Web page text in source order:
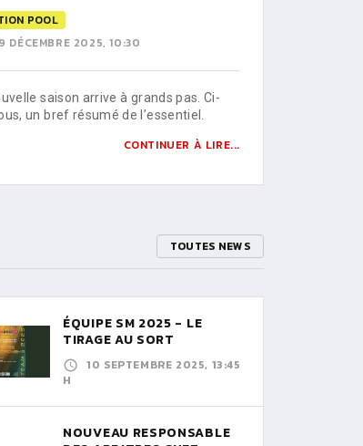
POOL
DÉCEMBRE 2025, 10:30
saison arrive à grands pas. Ci-
un bref résumé de l’essentiel.
CONTINUER À LIRE...
TOUTES NEWS
ÉQUIPE SM 2025 - LE
TIRAGE AU SORT
10 SEPTEMBRE 2025, 13:45
H
NOUVEAU RESPONSABLE